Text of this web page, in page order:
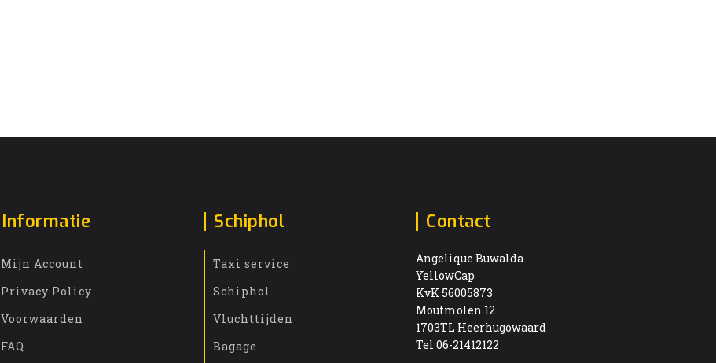
Informatie
Mijn Account
Privacy Policy
Voorwaarden
FAQ
Schiphol
Taxi service
Schiphol
Vluchttijden
Bagage
Contact
Angelique Buwalda
YellowCap
KvK 56005873
Moutmolen 12
1703TL Heerhugowaard
Tel 06-21412122